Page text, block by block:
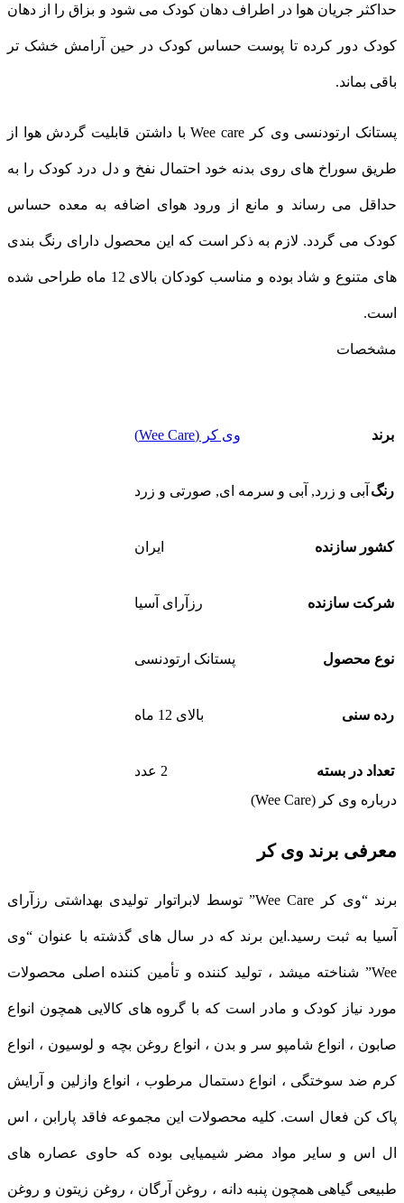
حداکثر جریان هوا در اطراف دهان کودک می شود و بزاق را از دهان
کودک دور کرده تا پوست حساس کودک در حین آرامش خشک تر
باقی بماند.
پستانک ارتودنسی وی کر Wee care با داشتن قابلیت گردش هوا از
طریق سوراخ های روی بدنه خود احتمال نفخ و دل درد کودک را به
حداقل می رساند و مانع از ورود هوای اضافه به معده حساس
کودک می گردد. لازم به ذکر است که این محصول دارای رنگ بندی
های متنوع و شاد بوده و مناسب کودکان بالای 12 ماه طراحی شده
است.
مشخصات
برند وی کر (Wee Care)
رنگ آبی و زرد, آبی و سرمه ای, صورتی و زرد
کشور سازنده ایران
شرکت سازنده رزآرای آسیا
نوع محصول پستانک ارتودنسی
رده سنی بالای 12 ماه
تعداد در بسته
2 عدد
درباره وی کر (Wee Care)
معرفی برند وی کر
برند “وی کر Wee Care” توسط لابراتوار تولیدی بهداشتی رزآرای
آسیا به ثبت رسید.این برند که در سال های گذشته با عنوان “وی
Wee” شناخته میشد ، تولید کننده و تأمین کننده اصلی محصولات
مورد نیاز کودک و مادر است که با گروه های کالایی همچون انواع
صابون ، انواع شامپو سر و بدن ، انواع روغن بچه و لوسیون ، انواع
کرم ضد سوختگی ، انواع دستمال مرطوب ، انواع وازلین و آرایش
پاک کن فعال است. کلیه محصولات این مجموعه فاقد پارابن ، اس
ال اس و سایر مواد مضر شیمیایی بوده که حاوی عصاره های
طبیعی گیاهی همچون پنبه دانه ، روغن آرگان ، روغن زیتون و روغن